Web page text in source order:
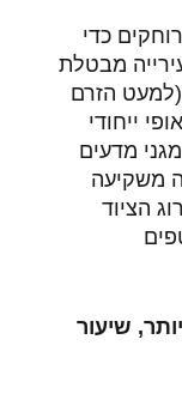
כדי
מבטלת
(למעט הזרם
ייחודי
מדעים
משקיעה
הציוד
שיעור